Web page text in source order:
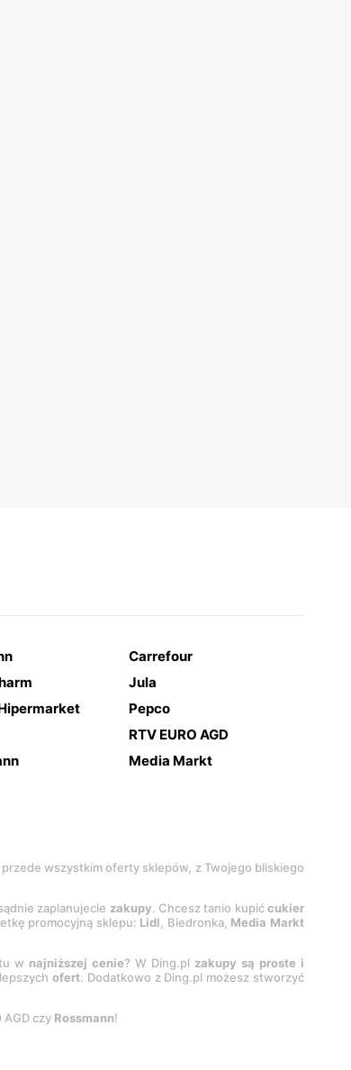
Carrefour
Jula
Pepco
RTV EURO AGD
Media Markt
wszystkim oferty sklepów, z Twojego bliskiego
zaplanujecie zakupy. Chcesz tanio kupićcukier
promocyjną sklepu: Lidl, Biedronka, Media Markt
w najniższej cenie? W Ding.pl zakupy są proste i
ofert. Dodatkowo z Ding.pl możesz stworzyć
AGD czy Rossmann!